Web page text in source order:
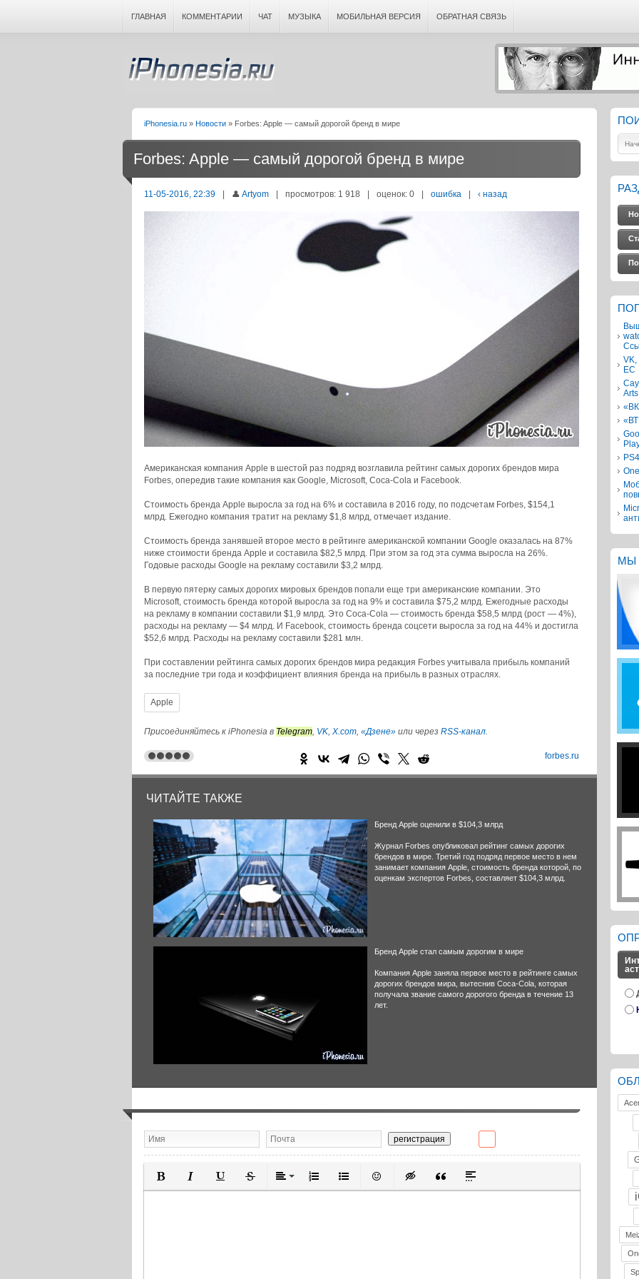
ГЛАВНАЯ КОММЕНТАРИИ ЧАТ МУЗЫКА МОБИЛЬНАЯ ВЕРСИЯ ОБРАТНАЯ СВЯЗЬ
iPhonesia.ru » Новости » Forbes: Apple — самый дорогой бренд в мире
Forbes: Apple — самый дорогой бренд в мире
11-05-2016, 22:39 | 👤 Artyom | просмотров: 1 918 | оценок: 0 | ошибка | ‹ назад
Американская компания Apple в шестой раз подряд возглавила рейтинг самых дорогих брендов мира
Forbes, опередив такие компания как Google, Microsoft, Coca-Cola и Facebook.
Стоимость бренда Apple выросла за год на 6% и составила в 2016 году, по подсчетам Forbes, $154,1
млрд. Ежегодно компания тратит на рекламу $1,8 млрд, отмечает издание.
Стоимость бренда занявшей второе место в рейтинге американской компании Google оказалась на 87%
ниже стоимости бренда Apple и составила $82,5 млрд. При этом за год эта сумма выросла на 26%.
Годовые расходы Google на рекламу составили $3,2 млрд.
В первую пятерку самых дорогих мировых брендов попали еще три американские компании. Это
Microsoft, стоимость бренда которой выросла за год на 9% и составила $75,2 млрд. Ежегодные расходы
на рекламу в компании составили $1,9 млрд. Это Coca-Cola — стоимость бренда $58,5 млрд (рост — 4%),
расходы на рекламу — $4 млрд. И Facebook, стоимость бренда соцсети выросла за год на 44% и достигла
$52,6 млрд. Расходы на рекламу составили $281 млн.
При составлении рейтинга самых дорогих брендов мира редакция Forbes учитывала прибыль компаний
за последние три года и коэффициент влияния бренда на прибыль в разных отраслях.
Apple
Присоединяйтесь к iPhonesia в Telegram, VK, X.com, «Дзене» или через RSS-канал.
forbes.ru
ЧИТАЙТЕ ТАКЖЕ
Бренд Apple оценили в $104,3 млрд
Журнал Forbes опубликовал рейтинг самых дорогих
брендов в мире. Третий год подряд первое место в нем
занимает компания Apple, стоимость бренда которой, по
оценкам экспертов Forbes, составляет $104,3 млрд.
Бренд Apple стал самым дорогим в мире
Компания Apple заняла первое место в рейтинге самых
дорогих брендов мира, вытеснив Coca-Cola, которая
получала звание самого дорогого бренда в течение 13
лет.
регистрация
Полужирный
КурсивПодчеркнутый
ЗачеркнутыйВыравнивание
Нумерованный список
Маркированный список
Вставить смайлик
Вставка скрытого текста
Вставка цитаты
Вставка спойлера
VK,
ЕС
Arts
МЫ